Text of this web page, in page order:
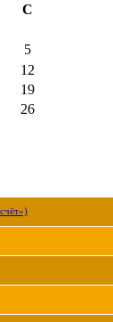
С
5
12
19
26